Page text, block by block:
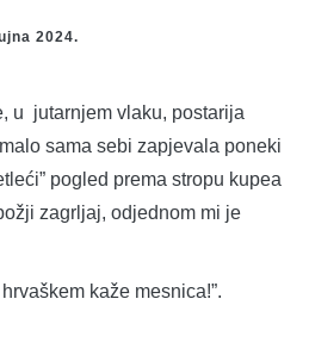
2024.
u jutarnjem vlaku, postarija
sama sebi zapjevala poneki
pogled prema stropu kupea
zagrljaj, odjednom mi je
kaže mesnica!”.